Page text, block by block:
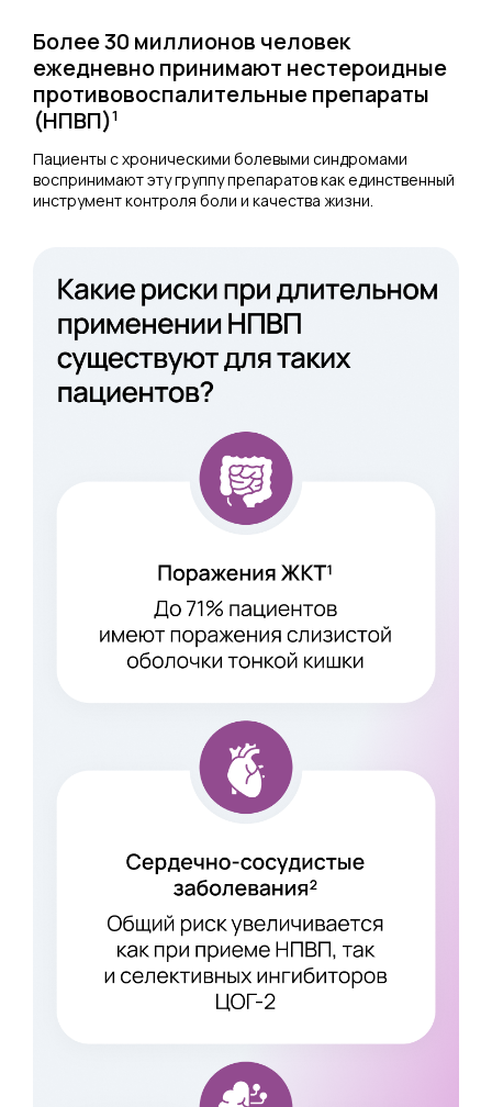
Более 30 миллионов человек
ежедневно принимают нестероидные
противовоспалительные препараты
(НПВП)1
Пациенты с хроническими болевыми синдромами
воспринимают эту группу препаратов как единственный
инструмент контроля боли и качества жизни.